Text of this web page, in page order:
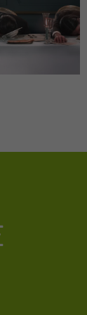
werden
keiner